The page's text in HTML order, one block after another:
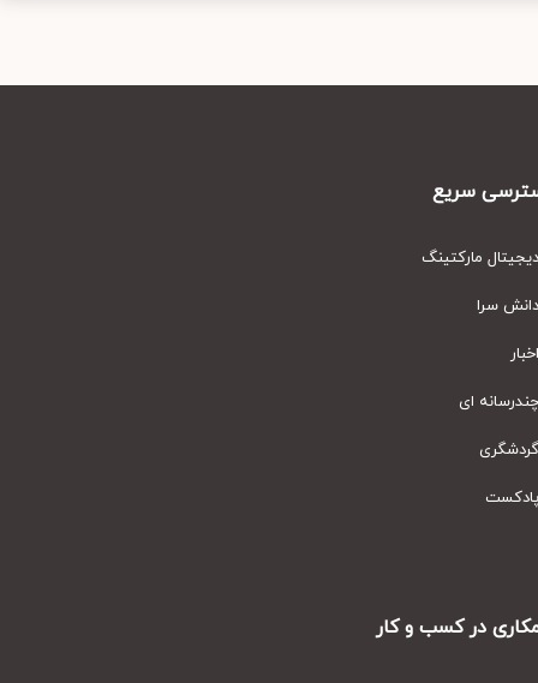
سریع
مارکتینگ
سرا
ای
در کسب و کار